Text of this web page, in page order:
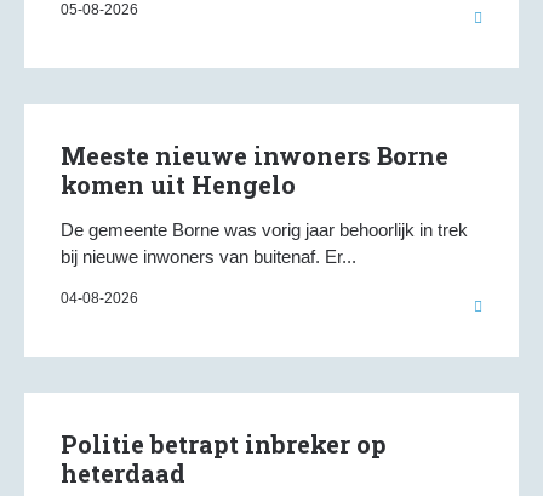
05-08-2026
Meeste nieuwe inwoners Borne
komen uit Hengelo
De gemeente Borne was vorig jaar behoorlijk in trek
bij nieuwe inwoners van buitenaf. Er...
04-08-2026
Politie betrapt inbreker op
heterdaad